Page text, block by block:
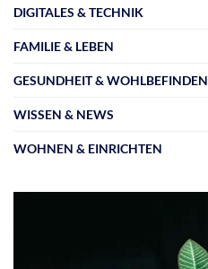
DIGITALES & TECHNIK
FAMILIE & LEBEN
GESUNDHEIT & WOHLBEFINDEN
WISSEN & NEWS
WOHNEN & EINRICHTEN